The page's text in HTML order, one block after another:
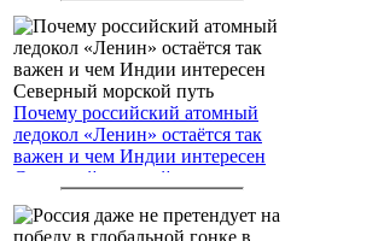
Почему российский атомный
ледокол «Ленин» остаётся так
важен и чем Индии интересен
Северный морской путь